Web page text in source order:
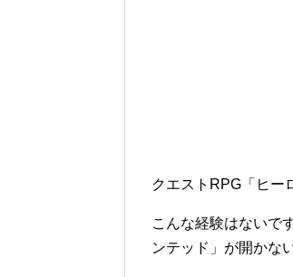
クエストRPG「ヒー
こんな経験はないで
ンテッド」が開かな